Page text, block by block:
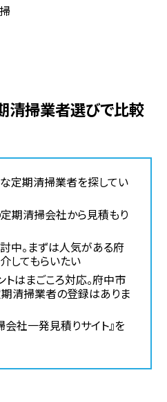
定期清掃業者を探してい
期清掃会社から見積もり
中。まずは人気がある府
してもらいたい
はまごころ対応。府中市
期清掃業者の登録はありま
社一発見積りサイト』を